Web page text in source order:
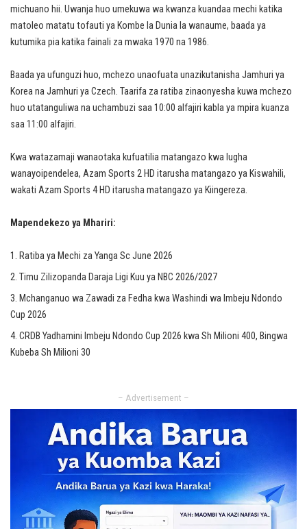
michuano hii. Uwanja huo umekuwa wa kwanza kuandaa mechi katika
matoleo matatu tofauti ya Kombe la Dunia la wanaume, baada ya
kutumika pia katika fainali za mwaka 1970 na 1986.
Baada ya ufunguzi huo, mchezo unaofuata unazikutanisha Jamhuri ya
Korea na Jamhuri ya Czech. Taarifa za ratiba zinaonyesha kuwa mchezo
huo utatanguliwa na uchambuzi saa 10:00 alfajiri kabla ya mpira kuanza
saa 11:00 alfajiri.
Kwa watazamaji wanaotaka kufuatilia matangazo kwa lugha
wanayoipendelea, Azam Sports 2 HD itarusha matangazo ya Kiswahili,
wakati Azam Sports 4 HD itarusha matangazo ya Kiingereza.
Mapendekezo ya Mhariri:
Ratiba ya Mechi za Yanga Sc June 2026
Timu Zilizopanda Daraja Ligi Kuu ya NBC 2026/2027
Mchanganuo wa Zawadi za Fedha kwa Washindi wa Imbeju Ndondo
Cup 2026
CRDB Yadhamini Imbeju Ndondo Cup 2026 kwa Sh Milioni 400, Bingwa
Kubeba Sh Milioni 30
– Advertisement –